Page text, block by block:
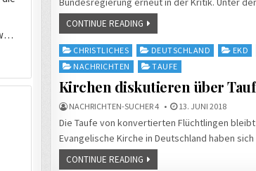
CONTINUE READING
Posted
in
CHRISTLICHES DEUTSCHLAND EKD
NACHRICHTEN
TAUFE
Kirchen diskutieren über
NACHRICHTEN-SUCHER 4 13. JUNI 2018
Die Taufe von konvertierten Flüchtlingen
Evangelische Kirche in Deutschland haben
CONTINUE READING